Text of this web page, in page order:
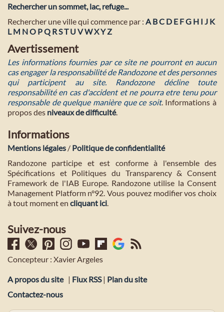
Rechercher un sommet, lac, refuge...
Rechercher une ville qui commence par : A BC D E FG H I J K
L M NO PQ RST U VWXYZ
Avertissement
Les informations fournies par ce site ne pourront en aucun
cas engager la responsabilité de Randozone et des personnes
qui participent au site. Randozone décline toute
responsabilité en cas d'accident et ne pourra etre tenu pour
responsable de quelque manière que ce soit. Informations à
propos des niveaux de difficulté.
Informations
Mentions légales / Politique de confidentialité
Randozone participe et est conforme à l'ensemble des
Spécifications et Politiques du Transparency & Consent
Framework de l'IAB Europe. Randozone utilise la Consent
Management Platform n°92. Vous pouvez modifier vos choix
à tout moment en cliquant ici.
Suivez-nous
Concepteur : Xavier Argeles
A propos du site | Flux RSS| Plan du site
Contactez-nous